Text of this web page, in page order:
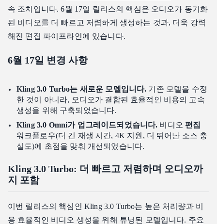
속 조치입니다. 6월 17일 릴리스의 핵심은 오디오가 동기화
된 비디오를 더 빠르고 저렴하게 생성하는 것과, 더욱 강력
해진 편집 파이프라인에 있습니다.
6월 17일 변경 사항
Kling 3.0 Turbo는 새로운 모델입니다. 기존 모델을 수정
한 것이 아니라, 오디오가 결합된 효율적인 비용의 고속
생성을 위해 구축되었습니다.
Kling 3.0 Omni가 업그레이드되었습니다. 비디오편집
워크플로우(더 긴 재생 시간, 4K 지원, 더 뛰어난 소스 충
실도)에 초점을 맞춰 개선되었습니다.
Kling 3.0 Turbo: 더 빠르고 저렴하며 오디오까
지 포함
이번 릴리스의 핵심인 Kling 3.0 Turbo는 높은 처리량과 비
용 효율적인 비디오 생성을 위해 튜닝된 모델입니다. 주요